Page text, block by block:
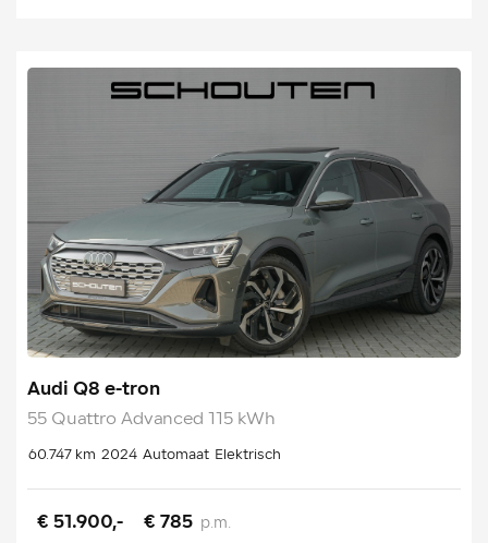
Audi Q8 e-tron
55 Quattro Advanced 115 kWh
60.747 km 2024 Automaat Elektrisch
€ 51.900,- € 785 p.m.